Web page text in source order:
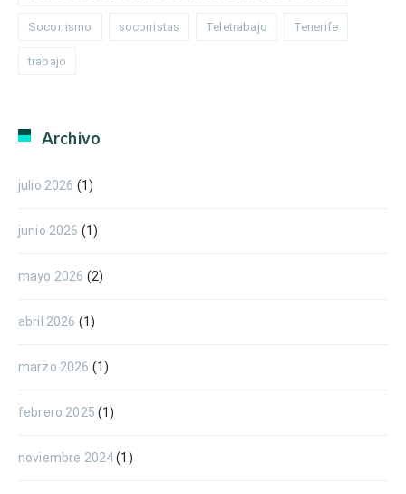
Socorrismo socorristas Teletrabajo Tenerife
trabajo
Archivo
julio 2026 (1)
junio 2026 (1)
mayo 2026 (2)
abril 2026 (1)
marzo 2026 (1)
febrero 2025 (1)
noviembre 2024(1)